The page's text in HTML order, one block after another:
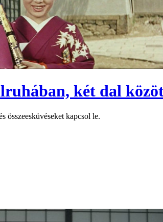
két dal
összeesküvéseket kapcsol le.